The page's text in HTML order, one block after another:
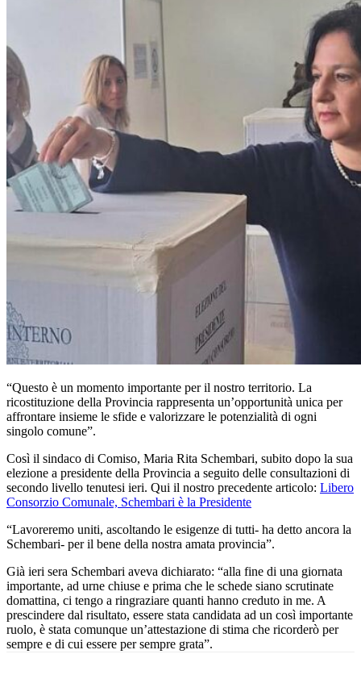
“Questo è un momento importante per il nostro territorio. La
ricostituzione della Provincia rappresenta un’opportunità unica per
affrontare insieme le sfide e valorizzare le potenzialità di ogni
singolo comune”.
Così il sindaco di Comiso, Maria Rita Schembari, subito dopo la sua
elezione a presidente della Provincia a seguito delle consultazioni di
secondo livello tenutesi ieri. Qui il nostro precedente articolo: Libero
Consorzio Comunale, Schembari è la Presidente
“Lavoreremo uniti, ascoltando le esigenze di tutti- ha detto ancora la
Schembari- per il bene della nostra amata provincia”.
Già ieri sera Schembari aveva dichiarato: “alla fine di una giornata
importante, ad urne chiuse e prima che le schede siano scrutinate
domattina, ci tengo a ringraziare quanti hanno creduto in me. A
prescindere dal risultato, essere stata candidata ad un così importante
ruolo, è stata comunque un’attestazione di stima che ricorderò per
sempre e di cui essere per sempre grata”.